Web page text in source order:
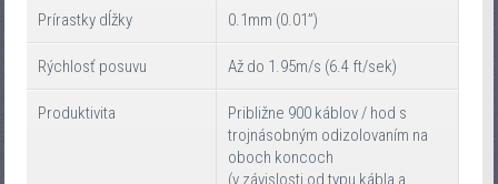
Prírastky dĺžky 0.1mm (0.01”)
Rýchlosť posuvu Až do 1.95m/s (6.4 ft/sek)
Produktivita
Približne 900 káblov / hod s
trojnásobným odizolovaním na
oboch koncoch
(v závislosti od typu kábla a